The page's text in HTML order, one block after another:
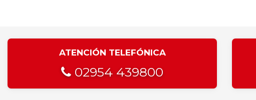
ATENCIÓN TELEFÓNICA
02954 439800